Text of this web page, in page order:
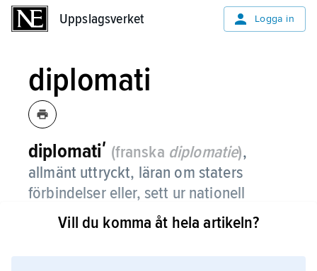
Uppslagsverket Logga in
diplomati
diplomatiʹ (franska diplomatie),
allmänt uttryckt, läran om staters
förbindelser eller, sett ur nationell
synvinkel, statens omvårdnad om
landets utrikes angelägenheter.
Vill du komma åt hela artikeln?